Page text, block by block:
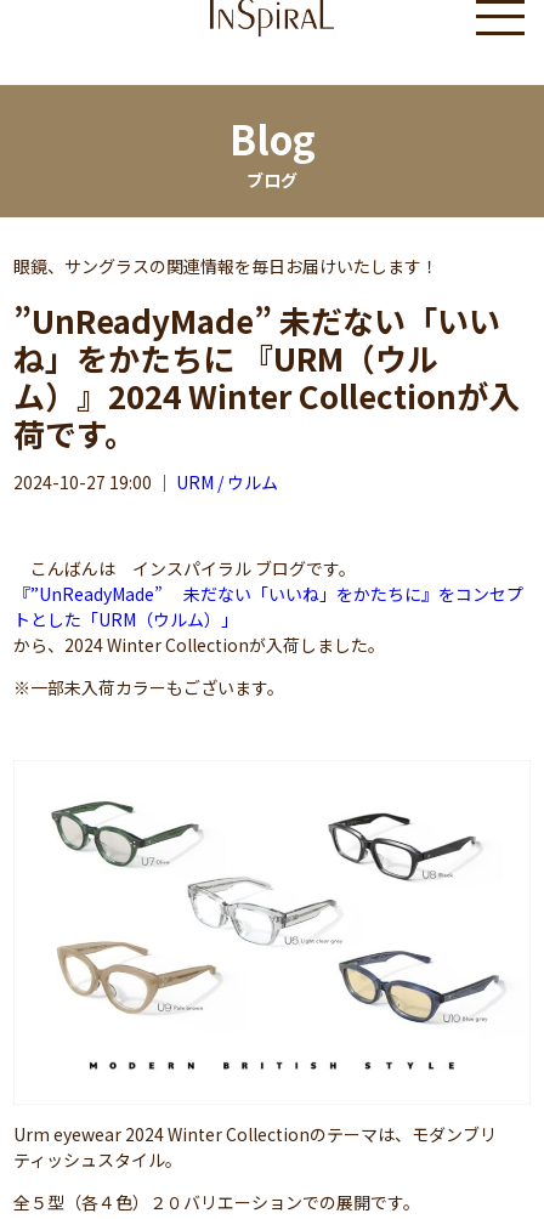
Blog
ブログ
眼鏡、サングラスの関連情報を毎日お届けいたします！
”UnReadyMade” 未だない「いい
ね」をかたちに 『URM（ウル
ム）』2024 Winter Collectionが入
荷です。
2024-10-27 19:00 ｜ URM / ウルム
こんばんは インスパイラル ブログです。
『”UnReadyMade” 未だない「いいね」をかたちに』をコンセプ
トとした「URM（ウルム）」
から、2024 Winter Collectionが入荷しました。
※一部未入荷カラーもございます。
Urm eyewear 2024 Winter Collectionのテーマは、モダンブリ
ティッシュスタイル。
全５型（各４色）２０バリエーションでの展開です。